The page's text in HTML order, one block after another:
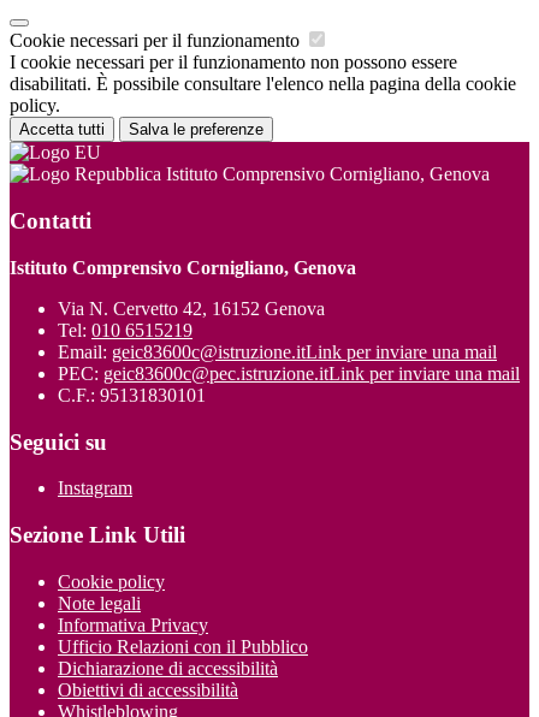
Cookie necessari per il funzionamento
I cookie necessari per il funzionamento non possono essere
disabilitati. È possibile consultare l'elenco nella pagina della cookie
policy.
Accetta tutti Salva le preferenze
Istituto Comprensivo Cornigliano, Genova
Contatti
Istituto Comprensivo Cornigliano, Genova
Via N. Cervetto 42, 16152 Genova
Tel: 010 6515219
Email: geic83600c@istruzione.itLink per inviare una mail
PEC: geic83600c@pec.istruzione.itLink per inviare una mail
C.F.: 95131830101
Seguici su
Instagram
Sezione Link Utili
Cookie policy
Note legali
Informativa Privacy
Ufficio Relazioni con il Pubblico
Dichiarazione di accessibilità
Obiettivi di accessibilità
Whistleblowing